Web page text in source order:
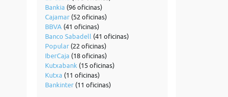
Bankia (96 oficinas)
Cajamar(52 oficinas)
BBVA (41 oficinas)
Banco Sabadell (41 oficinas)
Popular(22 oficinas)
IberCaja (18 oficinas)
Kutxabank (15 oficinas)
Kutxa (11 oficinas)
Bankinter(11 oficinas)